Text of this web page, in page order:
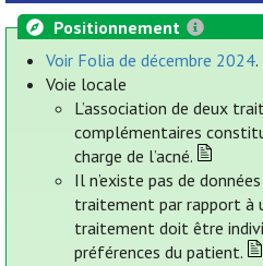
Positionnement
Voir Folia de décembre 2024.
Voie locale
L’association de deux
complémentaires
charge de l’acné.
Il n’existe pas de
traitement par rapport à
traitement doit être
préférences du patient.